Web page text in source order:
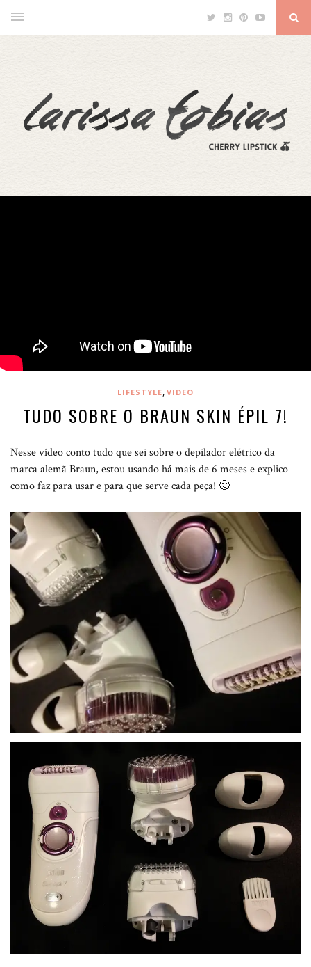
LIFESTYLE, VIDEO
TUDO SOBRE O BRAUN SKIN ÉPIL 7!
Nesse vídeo conto tudo que sei sobre o depilador elétrico da
marca alemã Braun, estou usando há mais de 6 meses e explico
como faz para usar e para que serve cada peça! 🙂